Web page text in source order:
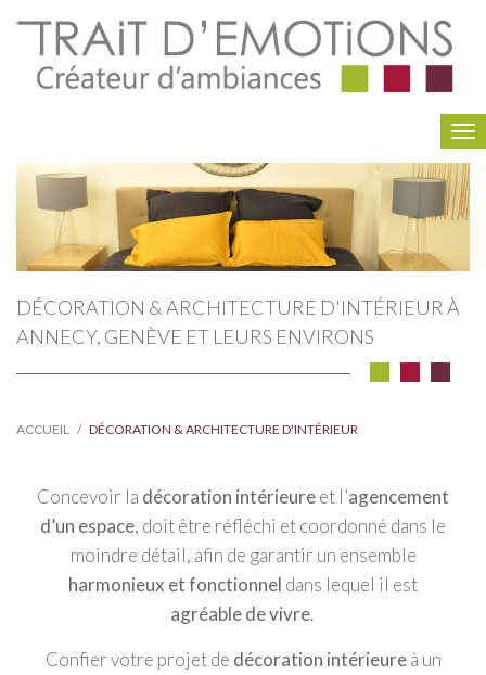
DÉCORATION & ARCHITECTURE D'INTÉRIEUR À
ANNECY, GENÈVE ET LEURS ENVIRONS
ACCUEIL DÉCORATION & ARCHITECTURE D'INTÉRIEUR
Concevoir la décoration intérieureet l’agencement
d’un espace, doit être réfléchi et coordonné dans le
moindre détail, afin de garantir un ensemble
harmonieux et fonctionnel dans lequel il est
agréable de vivre.
Confier votre projet de décoration intérieureà un